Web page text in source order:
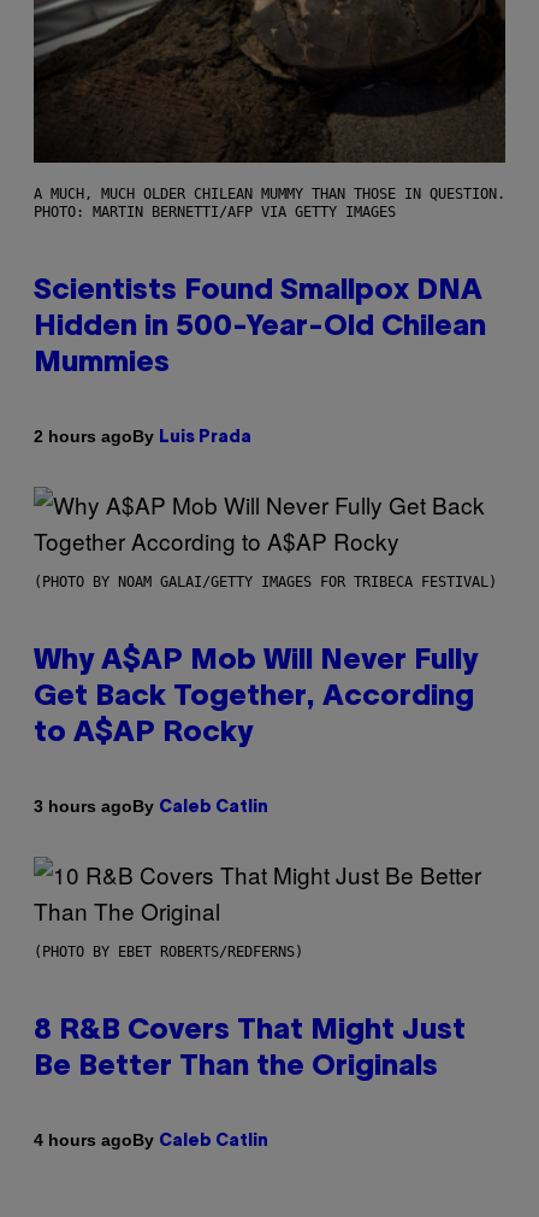
A MUCH, MUCH OLDER CHILEAN MUMMY THAN THOSE IN QUESTION.
PHOTO: MARTIN BERNETTI/AFP VIA GETTY IMAGES
Scientists Found Smallpox DNA
Hidden in 500-Year-Old Chilean
Mummies
2 hours agoBy Luis Prada
(PHOTO BY NOAM GALAI/GETTY IMAGES FOR TRIBECA FESTIVAL)
Why A$AP Mob Will Never Fully
Get Back Together, According
to A$AP Rocky
3 hours agoBy Caleb Catlin
(PHOTO BY EBET ROBERTS/REDFERNS)
8 R&B Covers That Might Just
Be Better Than the Originals
4 hours agoBy Caleb Catlin